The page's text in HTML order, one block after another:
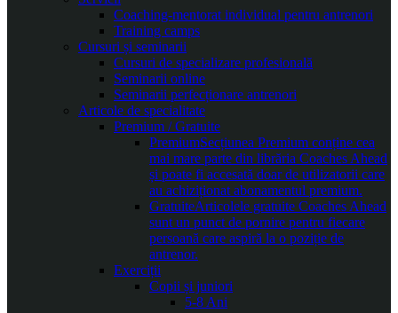
Coaching-mentorat individual pentru antrenori
Training camps
Cursuri și seminarii
Cursuri de specializare profesională
Seminarii online
Seminarii perfecționare antrenori
Articole de specialitate
Premium / Gratuite
PremiumSecțiunea Premium conține cea
mai mare parte din librăria Coaches Ahead
și poate fi accesată doar de utilizatorii care
au achiziționat abonamentul premium.
GratuiteArticolele gratuite Coaches Ahead
sunt un punct de pornire pentru fiecare
persoană care aspiră la o poziție de
antrenor.
Exerciții
Copii și juniori
5-8 Ani